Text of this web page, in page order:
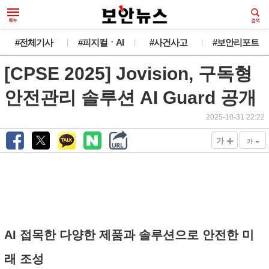
#전체기사 #피지컬ㆍAI #사건사고 #보안리포트
[CPSE 2025] Jovision, 구독형
안전관리 솔루션 AI Guard 공개
2025-10-31 22:22
가 + 가 -
AI 접목한 다양한 제품과 솔루션으로 안전한 미
래 조성